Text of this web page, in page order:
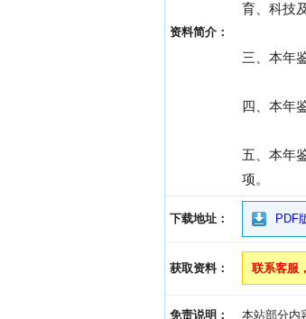
资料简介：
育、科技
三、本年
四、本年
五、本年
项。
下载地址： PDF
获取资料： 联系客服
免责说明： 本站部分内